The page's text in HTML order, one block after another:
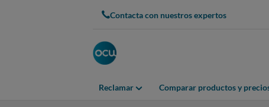
Contacta con nuestros expertos
Reclamar Comparar productos y